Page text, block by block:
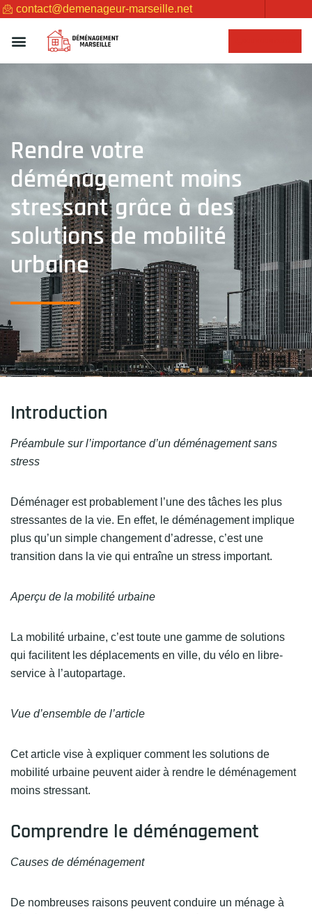
contact@demenageur-marseille.net
Rendre votre
déménagement moins
stressant grâce à des
solutions de mobilité
urbaine
Introduction
Préambule sur l’importance d’un déménagement sans
stress
Déménager est probablement l’une des tâches les plus
stressantes de la vie. En effet, le déménagement implique
plus qu’un simple changement d’adresse, c’est une
transition dans la vie qui entraîne un stress important.
Aperçu de la mobilité urbaine
La mobilité urbaine, c’est toute une gamme de solutions
qui facilitent les déplacements en ville, du vélo en libre-
service à l’autopartage.
Vue d’ensemble de l’article
Cet article vise à expliquer comment les solutions de
mobilité urbaine peuvent aider à rendre le déménagement
moins stressant.
Comprendre le déménagement
Causes de déménagement
De nombreuses raisons peuvent conduire un ménage à